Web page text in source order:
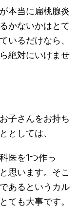
本当に扁桃腺炎
かないかはとて
いるだけなら、
絶対にいけませ
子さんをお持ち
としては、
医を1つ作っ
思います。そこ
あるというカル
ても大事です。